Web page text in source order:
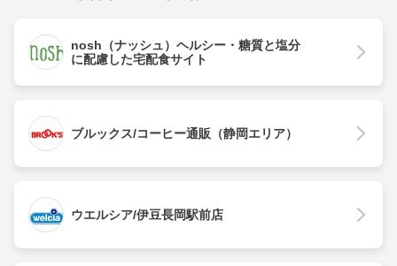
nosh（ナッシュ）ヘルシー・糖質と塩分
に配慮した宅配食サイト
ブルックス/コーヒー通販（静岡エリア）
ウエルシア/伊豆長岡駅前店